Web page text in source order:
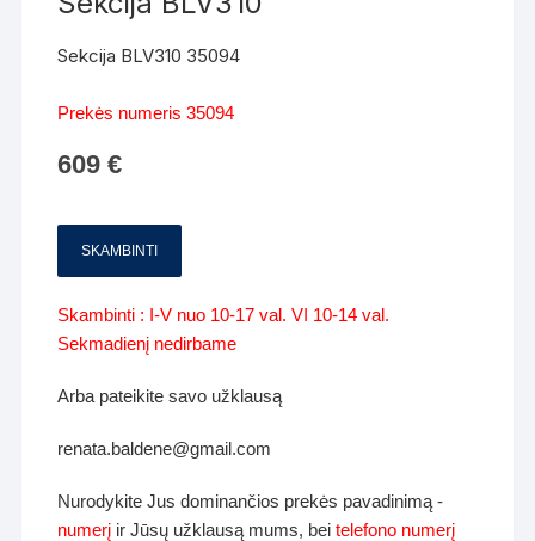
Sekcija BLV310 35094
Prekės numeris 35094
609€
SKAMBINTI
Skambinti : I-V nuo 10-17 val. VI 10-14 val.
Sekmadienį nedirbame
Arba pateikite savo užklausą
renata.baldene@gmail.com
Nurodykite Jus dominančios prekės pavadinimą -
numerį ir Jūsų užklausą mums, beitelefono numerį